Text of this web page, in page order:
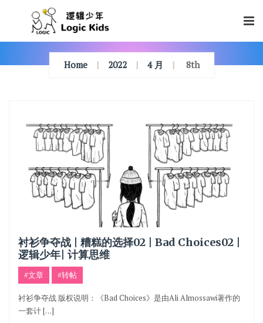
Home 2022 4 月 8th
衬衫争夺战 | 糟糕的选择02 | Bad Choices02 |
逻辑少年| 计算思维
#文章 #转帖
衬衫争夺战 版权说明：《Bad Choices》是由Ali Almossawi著作的
一套计 […]